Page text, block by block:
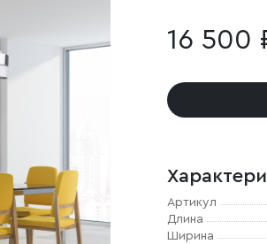
16 500
Артикул
Длина
Ширина